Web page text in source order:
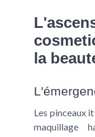
la
Les pinceaux
maquillage